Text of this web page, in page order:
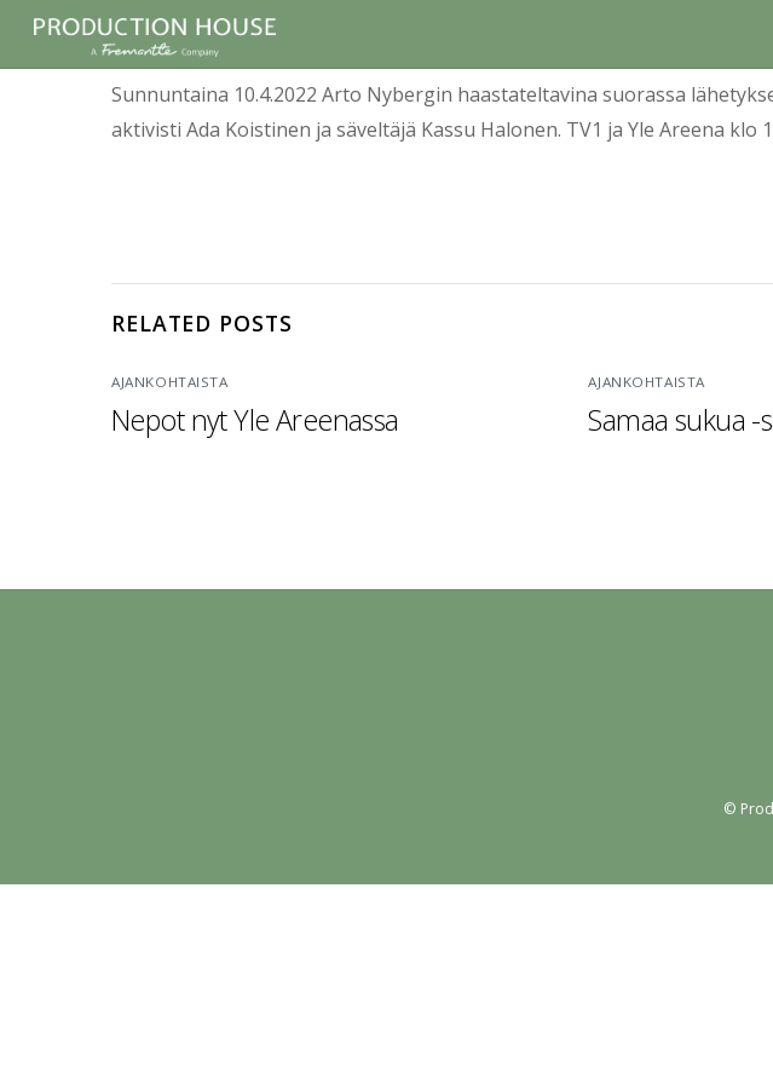
Sunnuntaina 10.4.2022 Arto Nybergin haastateltavina suorassa
aktivisti Ada Koistinen ja säveltäjä Kassu Halonen. TV1 ja Yle Areena klo
RELATED POSTS
AJANKOHTAISTA
Nepot nyt Yle Areenassa
AJANKOHTAISTA
Samaa sukua -
©